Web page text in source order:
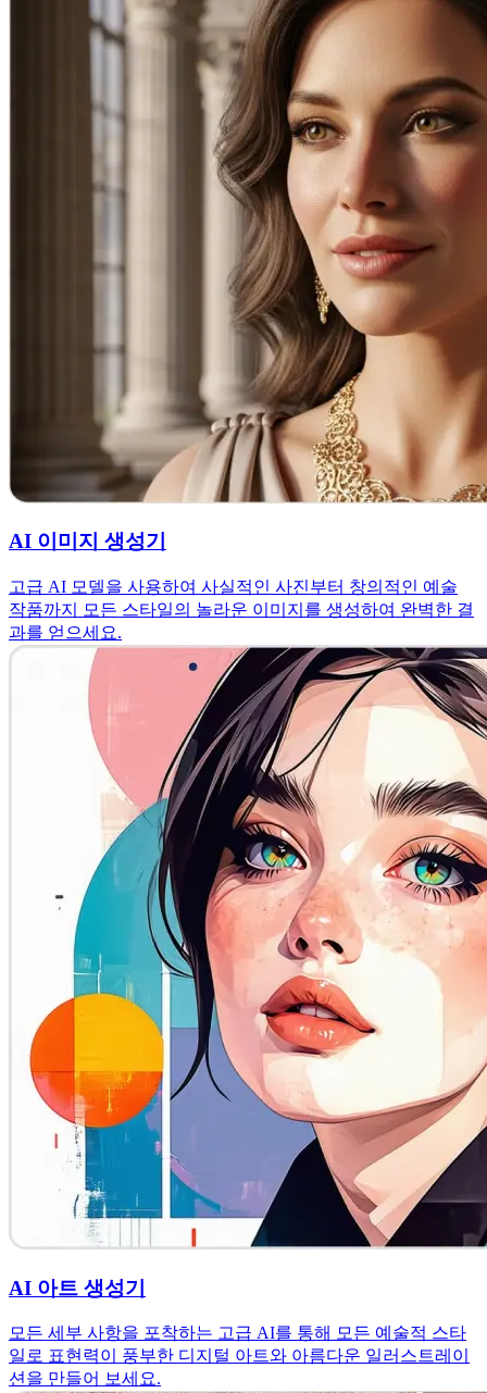
AI 이미지 생성기
고급 AI 모델을 사용하여 사실적인 사진부터 창의적인 예술
작품까지 모든 스타일의 놀라운 이미지를 생성하여 완벽한 결
과를 얻으세요.
AI 아트 생성기
모든 세부 사항을 포착하는 고급 AI를 통해 모든 예술적 스타
일로 표현력이 풍부한 디지털 아트와 아름다운 일러스트레이
션을 만들어 보세요.